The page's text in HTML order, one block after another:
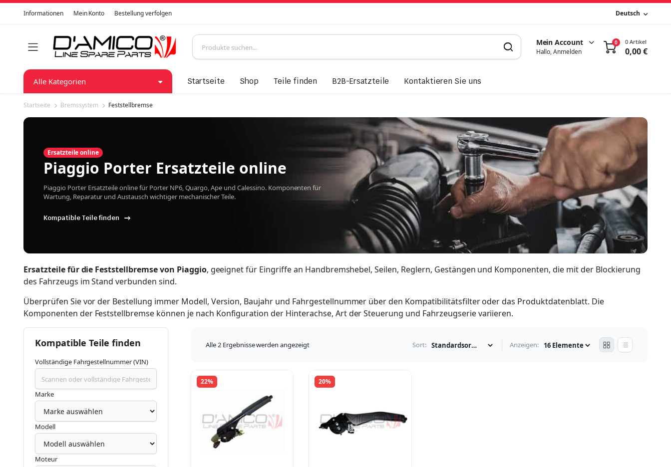
Informationen Mein Konto Bestellung verfolgen Deutsch
Mein Account
Hallo, Anmelden
0 0 Artikel
0,00€
Alle Kategorien Startseite Shop Teile finden B2B-Ersatzteile Kontaktieren Sie uns
Startseite Bremssystem Feststellbremse
Ersatzteile online
Piaggio Porter Ersatzteile online
Piaggio Porter Ersatzteile online für Porter NP6, Quargo, Ape und Calessino. Komponenten für
Wartung, Reparatur und Austausch wichtiger mechanischer Teile.
Kompatible Teile finden
Ersatzteile für die Feststellbremse von Piaggio, geeignet für Eingriffe an Handbremshebel, Seilen, Reglern, Gestängen und Komponenten, die mit der Blockierung
des Fahrzeugs im Stand verbunden sind.
Überprüfen Sie vor der Bestellung immer Modell, Version, Baujahr und Fahrgestellnummer über den Kompatibilitätsfilter oder das Produktdatenblatt. Die
Komponenten der Feststellbremse können je nach Konfiguration der Hinterachse, Art der Steuerung und Fahrzeugserie variieren.
Alle 2 Ergebnisse werden angezeigt Sort: Anzeigen:
22% 20%
Kompatible Teile finden
Vollständige Fahrgestellnummer (VIN)
Marke
Modell
Moteur